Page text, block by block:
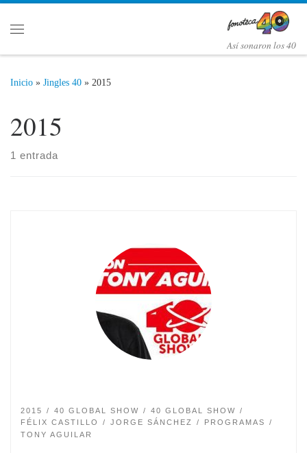
Así­ sonaron los 40
Inicio » Jingles 40 » 2015
2015
1 entrada
2015 40 GLOBAL SHOW
40 GLOBAL SHOW
FÉLIX CASTILLO
JORGE SÁNCHEZ
PROGRAMAS
TONY AGUILAR